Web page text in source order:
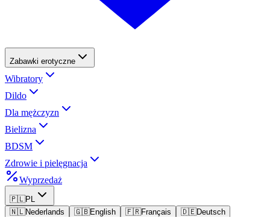
Zabawki erotyczne
Wibratory
Dildo
Dla mężczyzn
Bielizna
BDSM
Zdrowie i pielęgnacja
Wyprzedaż
🇵🇱PL
🇳🇱Nederlands 🇬🇧English 🇫🇷Français 🇩🇪Deutsch